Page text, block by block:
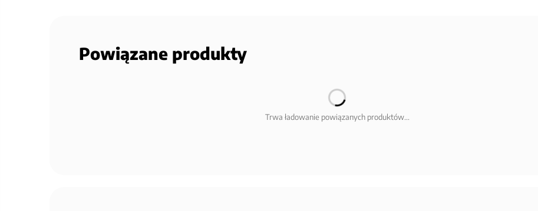
Powiązane produkty
Trwa ładowanie powiązanych produktów...